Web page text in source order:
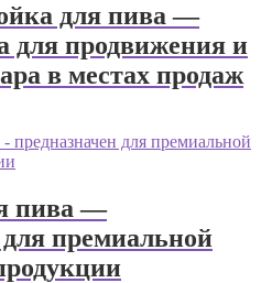
для пива —
для продвижения и
в местах продаж
пива —
премиальной